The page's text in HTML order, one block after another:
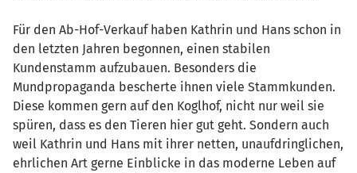
Für den Ab-Hof-Verkauf haben Kathrin und Hans schon in
den letzten Jahren begonnen, einen stabilen
Kundenstamm aufzubauen. Besonders die
Mundpropaganda bescherte ihnen viele Stammkunden.
Diese kommen gern auf den Koglhof, nicht nur weil sie
spüren, dass es den Tieren hier gut geht. Sondern auch
weil Kathrin und Hans mit ihrer netten, unaufdringlichen,
ehrlichen Art gerne Einblicke in das moderne Leben auf